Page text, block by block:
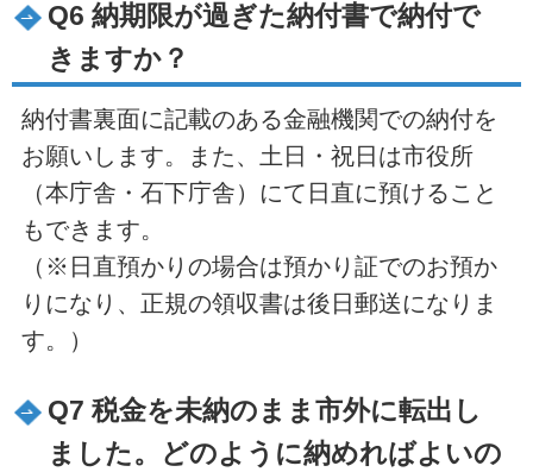
Q6 納期限が過ぎた納付書で納付で
きますか？
納付書裏面に記載のある金融機関での納付を
お願いします。また、土日・祝日は市役所
（本庁舎・石下庁舎）にて日直に預けること
もできます。
（※日直預かりの場合は預かり証でのお預か
りになり、正規の領収書は後日郵送になりま
す。）
Q7 税金を未納のまま市外に転出し
ました。どのように納めればよいの